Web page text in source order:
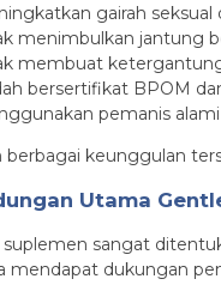
gairah seksual
menimbulkan jantung
membuat
bersertifikat BPOM
pemanis
berbagai keunggulan
Utama
suplemen sangat
mendapat dukungan